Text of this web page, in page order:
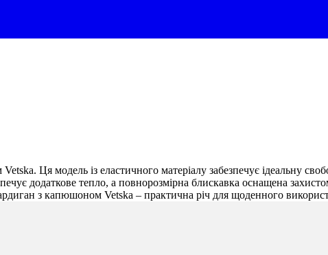
Ця модель із еластичного матеріалу забезпечує ідеальну
додаткове тепло, а повнорозмірна блискавка оснащена
з капюшоном Vetska – практична річ для щоденного